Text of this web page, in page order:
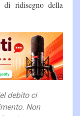
di ridisegno della
debito ci
Non